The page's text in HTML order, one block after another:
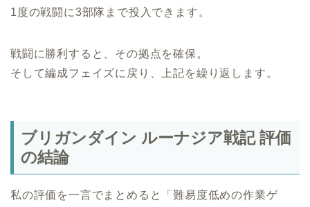
1度の戦闘に3部隊まで投入できます。
戦闘に勝利すると、その拠点を確保。
そして編成フェイズに戻り、上記を繰り返します。
ブリガンダイン ルーナジア戦記 評価
の結論
私の評価を一言でまとめると「難易度低めの作業ゲ